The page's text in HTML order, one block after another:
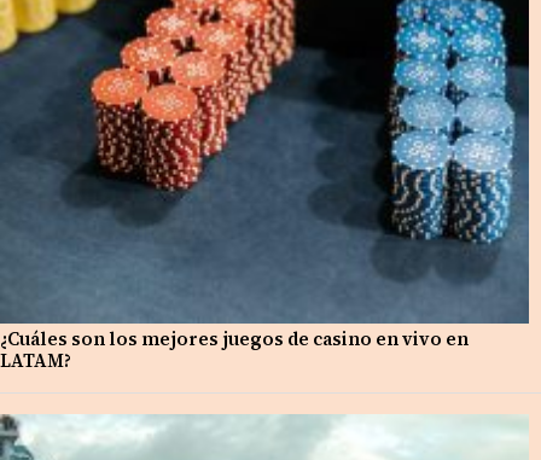
¿Cuáles son los mejores juegos de casino en vivo en
LATAM?